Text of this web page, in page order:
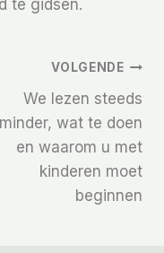
te gidsen.
VOLGENDE
We lezen steeds
minder, wat te doen
en waarom u met
kinderen moet
beginnen